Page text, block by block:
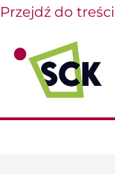
Przejdź do treści
do
zawartości